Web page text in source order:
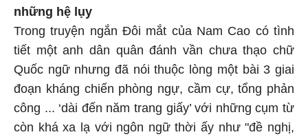
những hệ lụy
Trong truyện ngắn Đôi mắt của Nam Cao có tình
tiết một anh dân quân đánh vần chưa thạo chữ
Quốc ngữ nhưng đã nói thuộc lòng một bài 3 giai
đoạn kháng chiến phòng ngự, cầm cự, tổng phản
công ... ‘dài đến năm trang giấy’ với những cụm từ
còn khá xa lạ với ngôn ngữ thời ấy như "đề nghị,